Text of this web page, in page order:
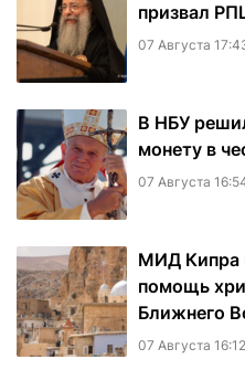
призвал
07 Августа
В НБУ
монету в
07 Августа
МИД Кипра
помощь
Ближнего
07 Августа 16:12